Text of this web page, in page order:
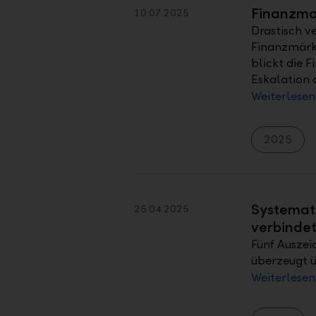
10.07.2025
Drastisch
blickt die
Eskalation
Weiterlesen
2025
25.04.2025
verbindet
Fünf
überzeugt
Weiterlesen